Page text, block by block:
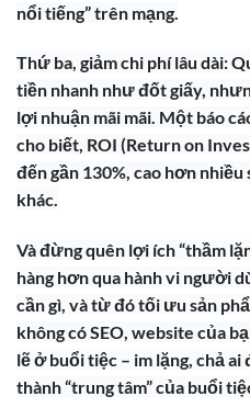
nổi tiếng” trên mạng.
Thứ ba, giảm chi phí lâu dài:
tiền nhanh như đốt giấy,
lợi nhuận mãi mãi. Một báo
cho biết, ROI (Return on
đến gần 130%, cao hơn
khác.
Và đừng quên lợi ích “thầm
hàng hơn qua hành vi người
cần gì, và từ đó tối ưu sản
không có SEO, website của
lẽ ở buổi tiệc – im lặng, chả
thành “trung tâm” của buổi